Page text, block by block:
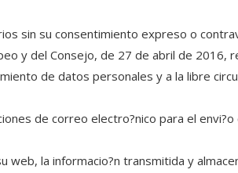
sin su consentimiento expreso o
y del Consejo, de 27 de abril de 2016,
de datos personales y a la libre
de correo electro?nico para el
la informacio?n transmitida y